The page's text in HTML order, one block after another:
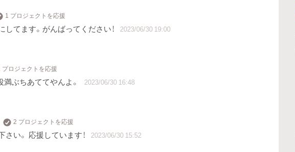
1 プロジェクトを応援
てます。がんばってください！ 2023/06/30 19:00
プロジェクトを応援
ぶちあててやんよ。 2023/06/30 16:48
2 プロジェクトを応援
い。 応援しています！ 2023/06/30 15:52